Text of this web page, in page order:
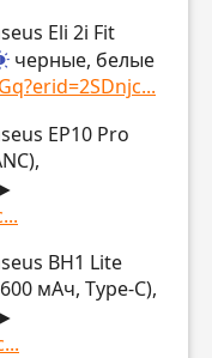
Eli 2i Fit
черные, белые
EP10 Pro
►
BH1 Lite
мАч, Type-C),
►